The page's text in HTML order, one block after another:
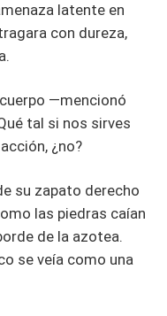
latente en
con dureza,
—mencionó
tal si nos sirves
¿no?
su zapato derecho
las piedras caían
de la azotea.
se veía como una